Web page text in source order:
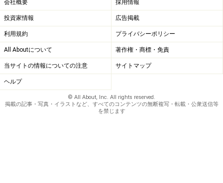
にかけて援助をしていた女性がいたそうですが、やがて
彼女は亡くなりました。その後、彼は燃え尽きたように
落胆し、しばらく介護の仕事をする意欲が失せてしまっ
たといいます。逆転移をすると、自分自身がダメージを
受けてしまうばかりか、とくに施設などでは他の利用者
からの反感をかう事態にもなりえるのです。
会社概要 採用情報
投資家情報 広告掲載
利用規約 プライバシーポリシー
All Aboutについて 著作権・商標・免責
当サイトの情報についての注意 サイトマップ
ヘルプ
© All About, Inc. All rights reserved.
掲載の記事・写真・イラストなど、すべてのコンテンツの無断複写・転載・公衆送信等
を禁じます